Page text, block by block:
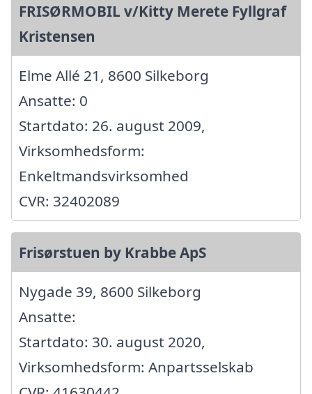
FRISØRMOBIL v/Kitty Merete Fyllgraf
Kristensen
Elme Allé 21, 8600 Silkeborg
Ansatte: 0
Startdato: 26. august 2009,
Virksomhedsform:
Enkeltmandsvirksomhed
CVR: 32402089
Frisørstuen by Krabbe ApS
Nygade 39, 8600 Silkeborg
Ansatte:
Startdato: 30. august 2020,
Virksomhedsform: Anpartsselskab